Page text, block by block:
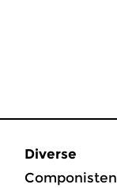
Diverse
Componisten